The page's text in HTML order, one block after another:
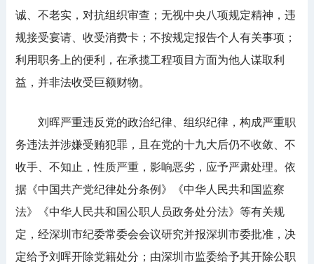
诚、不老实，对抗组织审查；无视中央八项规定精神，违
规接受宴请、收受消费卡；不按规定报告个人有关事项；
利用职务上的便利，在承揽工程项目方面为他人谋取利
益，并非法收受巨额财物。
刘晖严重违反党的政治纪律、组织纪律，构成严重职
务违法并涉嫌受贿犯罪，且在党的十九大后仍不收敛、不
收手、不知止，性质严重，影响恶劣，应予严肃处理。依
据《中国共产党纪律处分条例》《中华人民共和国监察
法》《中华人民共和国公职人员政务处分法》等有关规
定，经深圳市纪委常委会会议研究并报深圳市委批准，决
定给予刘晖开除党籍处分；由深圳市监委给予其开除公职